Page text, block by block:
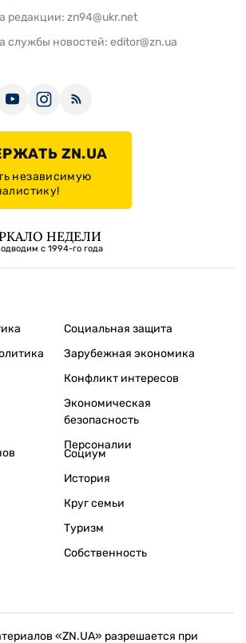
редакции: zn94@ukr.net
службы новостей: editor@zn.ua
ZN.UA
независимую
НЕДЕЛИ
с 1994-го года
Социальная защита
Зарубежная экономика
Конфликт интересов
Экономическая
безопасность
Персоналии
Социум
История
Круг семьи
Туризм
Собственность
«ZN.UA» разрешается при